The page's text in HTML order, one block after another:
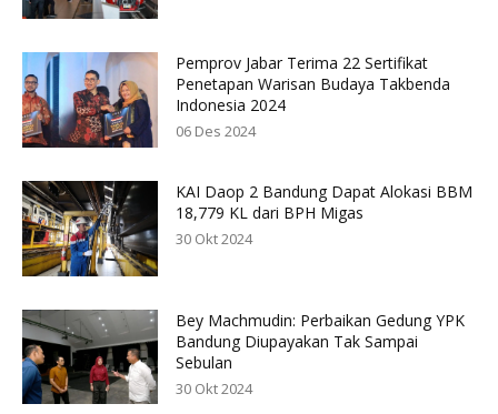
Pemprov Jabar Terima 22 Sertifikat
Penetapan Warisan Budaya Takbenda
Indonesia 2024
06 Des 2024
KAI Daop 2 Bandung Dapat Alokasi BBM
18,779 KL dari BPH Migas
30 Okt 2024
Bey Machmudin: Perbaikan Gedung YPK
Bandung Diupayakan Tak Sampai
Sebulan
30 Okt 2024